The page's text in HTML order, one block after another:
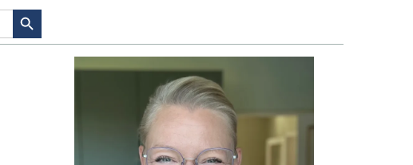
SEARCH BUTTON
PRIMÆR
SIDEBAR